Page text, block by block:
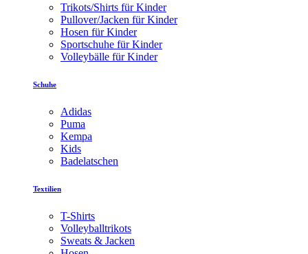
Trikots/Shirts für Kinder
Pullover/Jacken für Kinder
Hosen für Kinder
Sportschuhe für Kinder
Volleybälle für Kinder
Schuhe
Adidas
Puma
Kempa
Kids
Badelatschen
Textilien
T-Shirts
Volleyballtrikots
Sweats & Jacken